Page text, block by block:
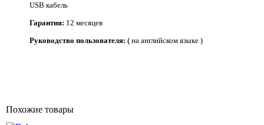
USB кабель
Гарантия: 12 месяцев
Руководство пользователя: ( на английском языке )
Похожие товары